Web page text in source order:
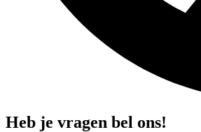
Heb je vragen bel ons!